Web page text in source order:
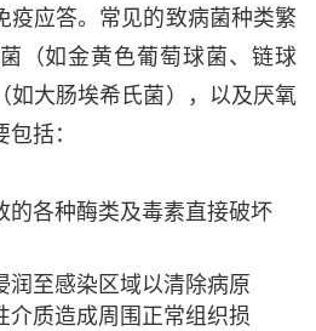
疫应答。常见的致病菌种类繁
（如金黄色葡萄球菌、链球
如大肠埃希氏菌），以及厌氧
括：
的各种酶类及毒素直接破坏
润至感染区域以清除病原
介质造成周围正常组织损